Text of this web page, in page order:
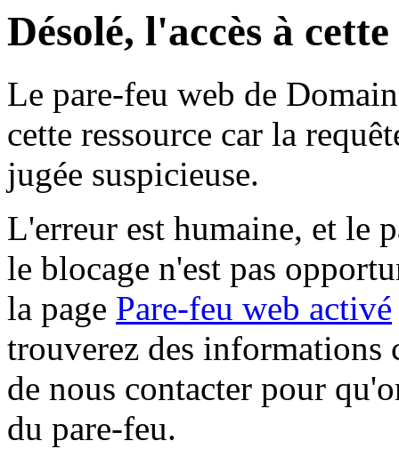
Désolé, l'accès à
Le pare-feu web de
cette ressource car la
jugée suspicieuse.
L'erreur est humaine, et le
le blocage n'est pas
la page Pare-feu web activé
trouverez des informations
de nous contacter pour
du pare-feu.